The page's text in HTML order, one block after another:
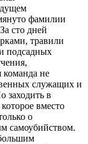
фамилии
сто дней
травили
подсадных
не
служащих и
заходить в
вместо
о
самоубийством.